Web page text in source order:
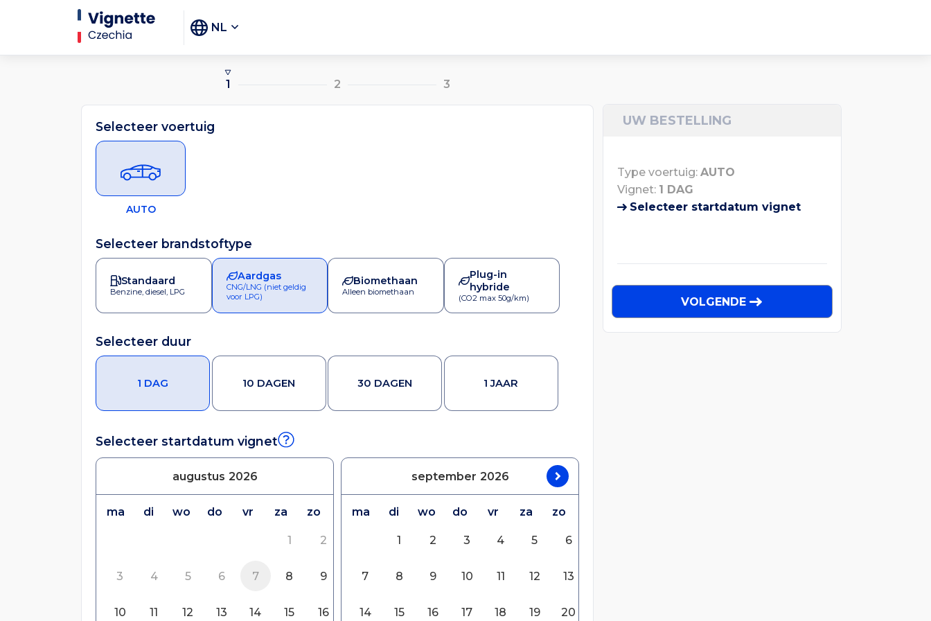
NL
1 2 3
Selecteer voertuig
AUTO
Selecteer brandstoftype
Standaard
Benzine, diesel, LPG
Aardgas
CNG/LNG (niet geldig
voor LPG)
Biomethaan
Alleen biomethaan
Plug-in
hybride
(CO2 max 50g/km)
Selecteer duur
1 DAG 10 DAGEN 30 DAGEN 1 JAAR
Selecteer startdatum vignet
augustus 2026
ma di wo do vr za zo
1 2
3 4 5 6 7 8 9
10 11 12 13 14 15 16
september 2026
ma di wo do vr za zo
1 2 3 4 5 6
7 8 9 10 11 12 13
14 15 16 17 18 19 20
UW BESTELLING
Type voertuig: AUTO
Vignet: 1 DAG
Selecteer startdatum vignet
VOLGENDE